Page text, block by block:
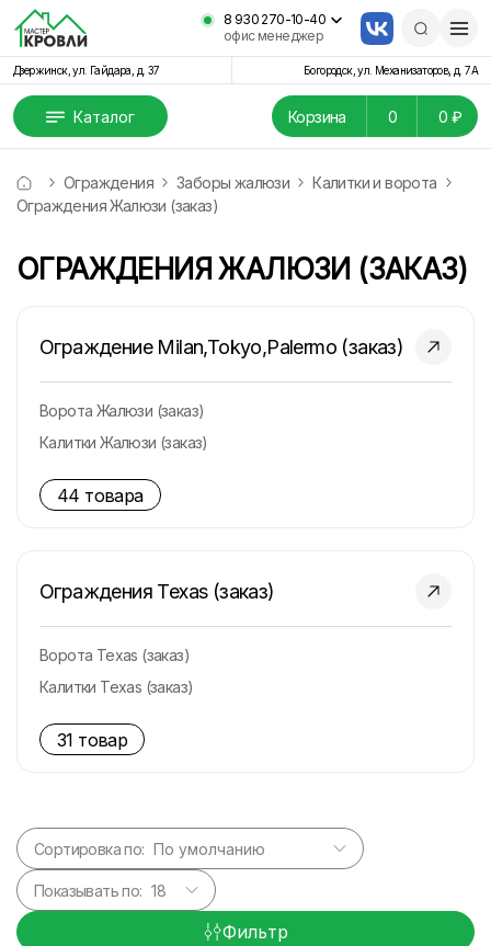
8 930 270-10-40
офис менеджер
Дзержинск, ул. Гайдара, д. 37 Богородск, ул. Механизаторов, д. 7А
Каталог Корзина 0 0 ₽
Ограждения Заборы жалюзи
Калитки и ворота
Ограждения Жалюзи (заказ)
ОГРАЖДЕНИЯ ЖАЛЮЗИ (ЗАКАЗ)
Ограждение Milan,Tokyo,Palermo (заказ)
Ворота Жалюзи (заказ)
Калитки Жалюзи (заказ)
44 товара
Ограждения Texas (заказ)
Ворота Texas (заказ)
Калитки Texas (заказ)
31 товар
Сортировка по:
Показывать по:
Фильтр